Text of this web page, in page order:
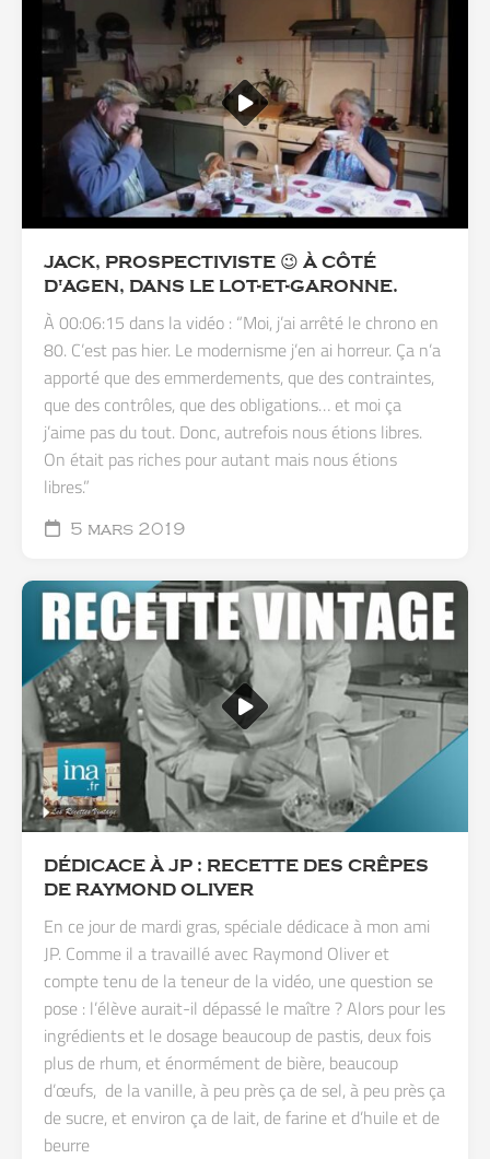
JACK, PROSPECTIVISTE 😉 À CÔTÉ
D'AGEN, DANS LE LOT-ET-GARONNE.
À 00:06:15 dans la vidéo : “Moi, j’ai arrêté le chrono en
80. C’est pas hier. Le modernisme j’en ai horreur. Ça n’a
apporté que des emmerdements, que des contraintes,
que des contrôles, que des obligations… et moi ça
j’aime pas du tout. Donc, autrefois nous étions libres.
On était pas riches pour autant mais nous étions
libres.”
5 mars 2019
DÉDICACE À JP : RECETTE DES CRÊPES
DE RAYMOND OLIVER
En ce jour de mardi gras, spéciale dédicace à mon ami
JP. Comme il a travaillé avec Raymond Oliver et
compte tenu de la teneur de la vidéo, une question se
pose : l’élève aurait-il dépassé le maître ? Alors pour les
ingrédients et le dosage beaucoup de pastis, deux fois
plus de rhum, et énormément de bière, beaucoup
d’œufs, de la vanille, à peu près ça de sel, à peu près ça
de sucre, et environ ça de lait, de farine et d’huile et de
beurre